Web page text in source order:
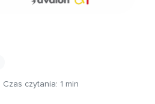
Czas czytania: 1 min